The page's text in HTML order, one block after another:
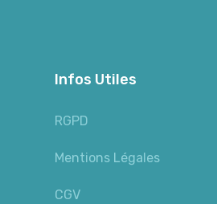
Infos Utiles
RGPD
Mentions Légales
CGV